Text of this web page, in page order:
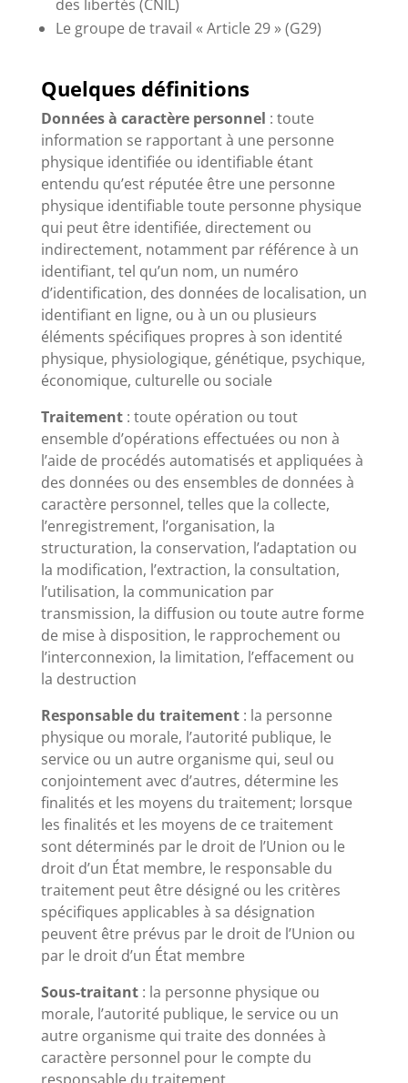
des libertés (CNIL)
Le groupe de travail « Article 29 » (G29)
Quelques définitions
Données à caractère personnel : toute
information se rapportant à une personne
physique identifiée ou identifiable étant
entendu qu’est réputée être une personne
physique identifiable toute personne physique
qui peut être identifiée, directement ou
indirectement, notamment par référence à un
identifiant, tel qu’un nom, un numéro
d’identification, des données de localisation, un
identifiant en ligne, ou à un ou plusieurs
éléments spécifiques propres à son identité
physique, physiologique, génétique, psychique,
économique, culturelle ou sociale
Traitement: toute opération ou tout
ensemble d’opérations effectuées ou non à
l’aide de procédés automatisés et appliquées à
des données ou des ensembles de données à
caractère personnel, telles que la collecte,
l’enregistrement, l’organisation, la
structuration, la conservation, l’adaptation ou
la modification, l’extraction, la consultation,
l’utilisation, la communication par
transmission, la diffusion ou toute autre forme
de mise à disposition, le rapprochement ou
l’interconnexion, la limitation, l’effacement ou
la destruction
Responsable du traitement: la personne
physique ou morale, l’autorité publique, le
service ou un autre organisme qui, seul ou
conjointement avec d’autres, détermine les
finalités et les moyens du traitement; lorsque
les finalités et les moyens de ce traitement
sont déterminés par le droit de l’Union ou le
droit d’un État membre, le responsable du
traitement peut être désigné ou les critères
spécifiques applicables à sa désignation
peuvent être prévus par le droit de l’Union ou
par le droit d’un État membre
Sous-traitant: la personne physique ou
morale, l’autorité publique, le service ou un
autre organisme qui traite des données à
caractère personnel pour le compte du